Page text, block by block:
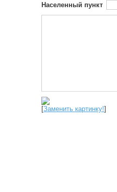
Населенный пункт
[Заменить картинку!]